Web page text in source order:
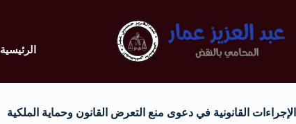
الرئيسية
الإجراءات القانونية في دعوى منع التعرض القانون وحماية الملكية